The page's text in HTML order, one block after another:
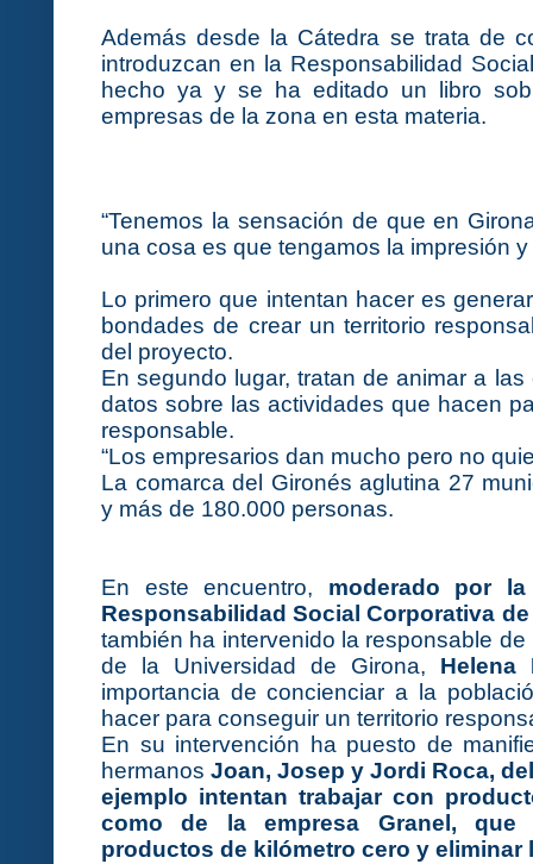
Además desde la Cátedra se trata de
introduzcan en la Responsabilidad
hecho ya y se ha editado un libro
empresas de la zona en esta materia.
“Tenemos la sensación de que en
una cosa es que tengamos la impresión
Lo primero que intentan hacer es
bondades de crear un territorio
del proyecto.
En segundo lugar, tratan de animar a
datos sobre las actividades que hacen
responsable.
“Los empresarios dan mucho pero no
La comarca del Gironés aglutina 27
y más de 180.000 personas.
En este encuentro, moderado por
Responsabilidad Social Corporativa
también ha intervenido la responsable
de la Universidad de Girona, Helena
importancia de concienciar a la
hacer para conseguir un territorio
En su intervención ha puesto de
hermanos Joan, Josep y Jordi Roca,
ejemplo intentan trabajar con
como de la empresa Granel, que
productos de kilómetro cero y eliminar